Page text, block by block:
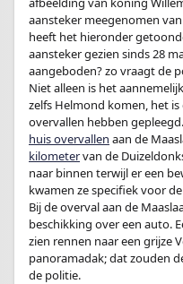
aansteker meegenomen
heeft het hieronder
aansteker gezien sinds 28
aangeboden? zo vraagt de
Niet alleen is het
zelfs Helmond komen, het
overvallen hebben
huis overvallen aan de
kilometervan de
naar binnen terwijl er een
kwamen ze specifiek voor
Bij de overval aan de
beschikking over een auto.
zien rennen naar een grijze
panoramadak; dat zouden
de politie.